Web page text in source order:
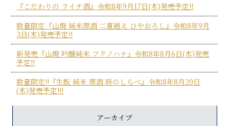
『こだわりの ライチ酒』令和8年9月17日(木)発売予定!!
数量限定『山廃 純米原酒 二夏越え ひやおろし』令和8年9月
3日(木)発売予定!!
新発売『山廃 吟醸純米 フクノハナ』令和8年8月6日(木)発売
予定!!
数量限定!!『生酛 純米 原酒 時のしらべ』令和8年8月20日
(木)発売予定!!!
アーカイブ